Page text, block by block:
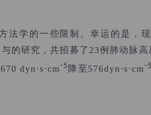
学的一些限制。幸运的是，
的研究，共招募了23例肺动脉
670dyn·s·cm-5 降至576dyn·s·cm-5